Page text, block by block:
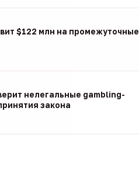
$122 млн на промежуточные
нелегальные gambling-
закона